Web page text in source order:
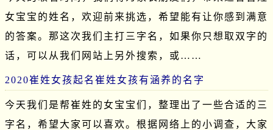
女宝宝的姓名，欢迎前来挑选，希望能有让你感到满意
的答案。那这次我们主打三字名，如果你只想取双字的
话，可以从我们网站上另外搜索，或……
2020崔姓女孩起名崔姓女孩有涵养的名字
今天我们是帮崔姓的女宝宝们，整理出了一些合适的三
字名，希望大家可以喜欢。根据网络上的小调查，大家